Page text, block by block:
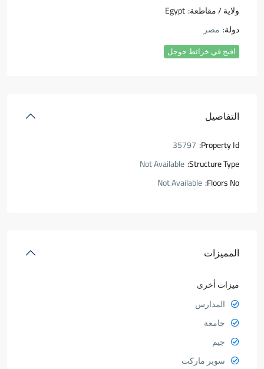
ولاية / مقاطعة: Egypt
دولة: مصر
افتح في خرائط جوجل
التفاصيل
Property Id:
35797
Structure Type:
Not Available
Floors No:
Not Available
المميزات
ميزات أخرى
المدارس
جامعة
جيم
سوبر ماركت